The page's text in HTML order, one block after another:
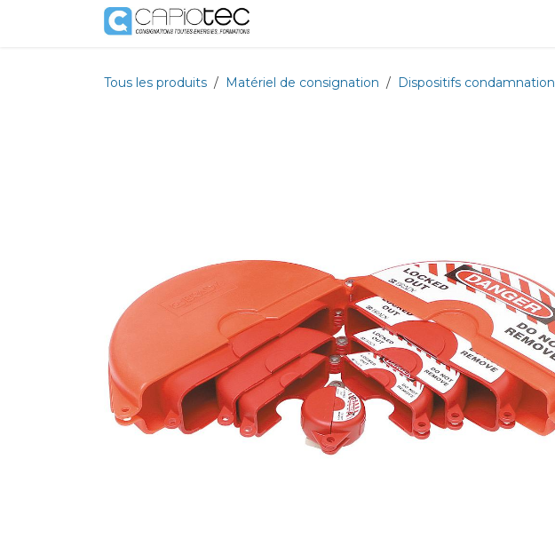
Se rendre au contenu
Tous les produits Matériel de consignation Dispositifs condamnation